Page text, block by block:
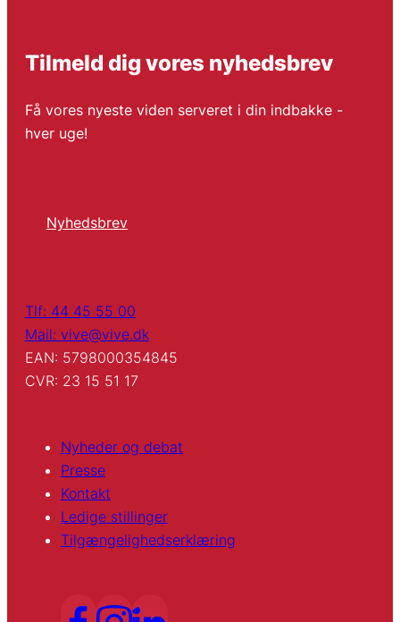
Tilmeld dig vores nyhedsbrev
Få vores nyeste viden serveret i din indbakke -
hver uge!
Nyhedsbrev
Tlf: 44 45 55 00
Mail: vive@vive.dk
EAN: 5798000354845
CVR: 23 15 51 17
Nyheder og debat
Presse
Kontakt
Ledige stillinger
Tilgængelighedserklæring